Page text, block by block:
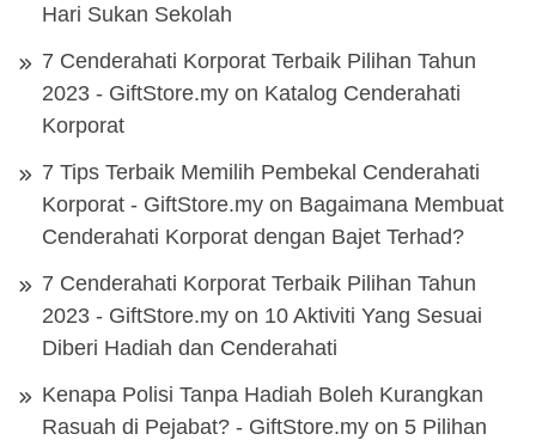
Hari Sukan Sekolah
7 Cenderahati Korporat Terbaik Pilihan Tahun
2023 - GiftStore.my on Katalog Cenderahati
Korporat
7 Tips Terbaik Memilih Pembekal Cenderahati
Korporat - GiftStore.my on Bagaimana Membuat
Cenderahati Korporat dengan Bajet Terhad?
7 Cenderahati Korporat Terbaik Pilihan Tahun
2023 - GiftStore.my on 10 Aktiviti Yang Sesuai
Diberi Hadiah dan Cenderahati
Kenapa Polisi Tanpa Hadiah Boleh Kurangkan
Rasuah di Pejabat? - GiftStore.my on 5 Pilihan